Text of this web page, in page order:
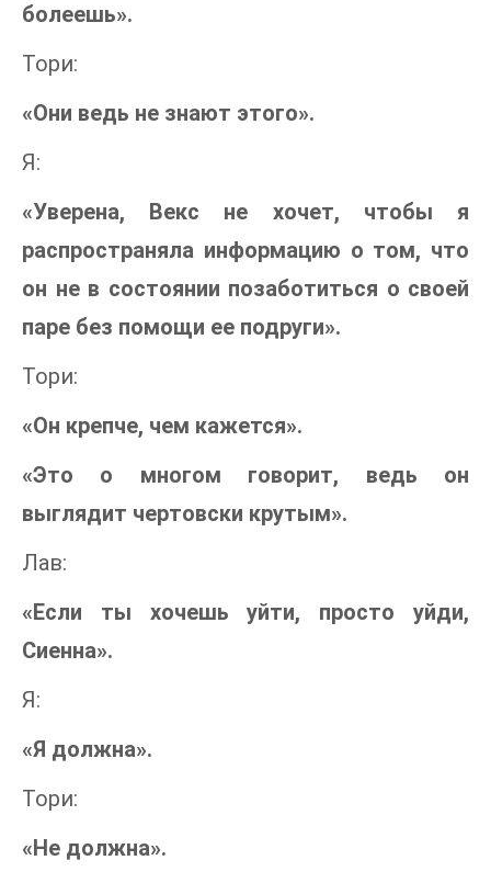
болеешь».
Тори:
«Они ведь не знают этого».
Я:
«Уверена, Векс не хочет, чтобы я
распространяла информацию о том, что
он не в состоянии позаботиться о своей
паре без помощи ее подруги».
Тори:
«Он крепче, чем кажется».
«Это о многом говорит, ведь он
выглядит чертовски крутым».
Лав:
«Если ты хочешь уйти, просто уйди,
Сиенна».
Я:
«Я должна».
Тори:
«Не должна».